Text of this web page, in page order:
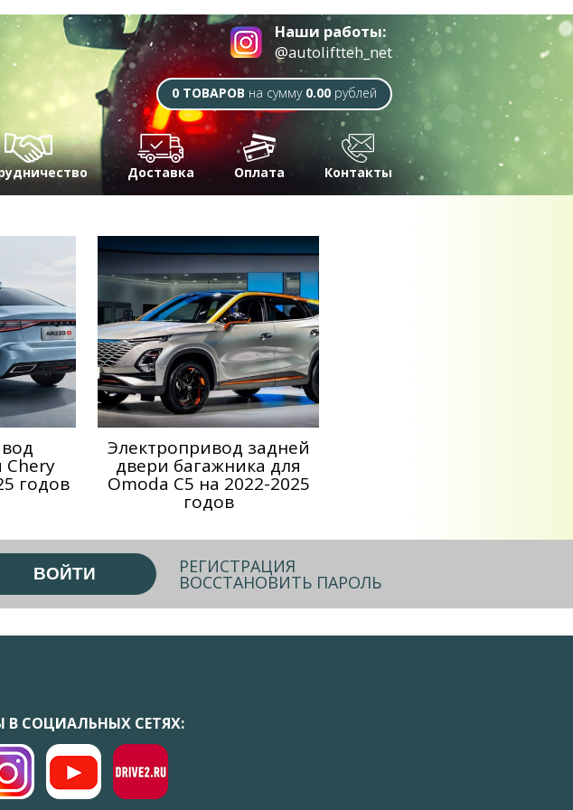
Наши работы:
@autoliftteh_net
0 ТОВАРОВ на сумму 0.00 рублей
Доставка Оплата Контакты
Chery
годов
Электропривод задней
двери багажника для
Omoda C5 на 2022-2025
годов
РЕГИСТРАЦИЯ
ВОССТАНОВИТЬ ПАРОЛЬ
В СОЦИАЛЬНЫХ СЕТЯХ: